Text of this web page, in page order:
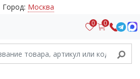
Город: Москва
0 0